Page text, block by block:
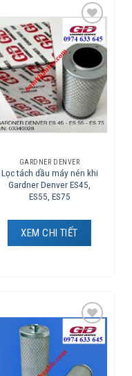
Add to
Wishlist
GARDNER DENVER
Lọc tách dầu máy nén khi
Gardner Denver ES45,
ES55, ES75
XEM CHI TIẾT
Add to
Wishlist